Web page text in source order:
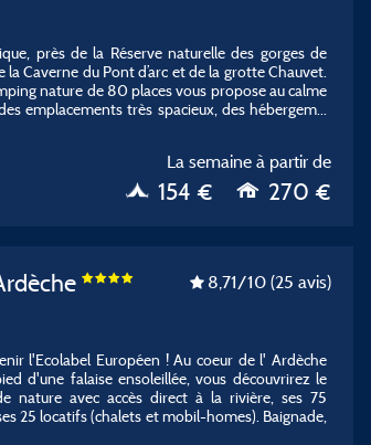
près de la Réserve naturelle des gorges de
Caverne du Pont d’arc et de la grotte Chauvet.
nature de 80 places vous propose au calme
emplacements très spacieux, des hébergem
La semaine à partir de
154 € 270 €
8,71/10 (25 avis)
l'Ecolabel Européen ! Au coeur de l' Ardèche
d'une falaise ensoleillée, vous découvrirez le
nature avec accès direct à la rivière, ses 75
25 locatifs (chalets et mobil-homes). Baignade,